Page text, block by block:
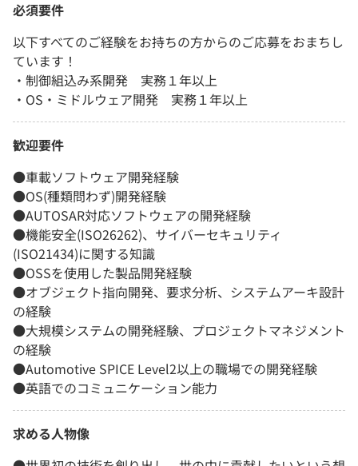
必須要件
以下すべてのご経験をお持ちの方からのご応募をおまちし
ています！
・制御組込み系開発 実務１年以上
・OS・ミドルウェア開発 実務１年以上
歓迎要件
●車載ソフトウェア開発経験
●OS(種類問わず)開発経験
●AUTOSAR対応ソフトウェアの開発経験
●機能安全(ISO26262)、サイバーセキュリティ
(ISO21434)に関する知識
●OSSを使用した製品開発経験
●オブジェクト指向開発、要求分析、システムアーキ設計
の経験
●大規模システムの開発経験、プロジェクトマネジメント
の経験
●Automotive SPICE Level2以上の職場での開発経験
●英語でのコミュニケーション能力
求める人物像